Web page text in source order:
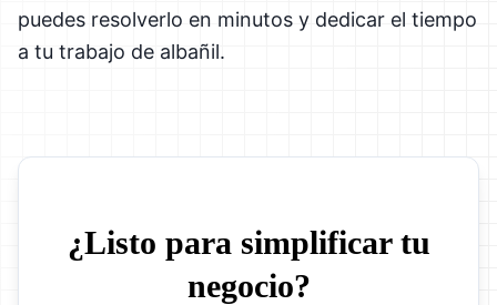
puedes resolverlo en minutos y dedicar el tiempo
a tu trabajo de albañil.
¿Listo para simplificar tu
negocio?